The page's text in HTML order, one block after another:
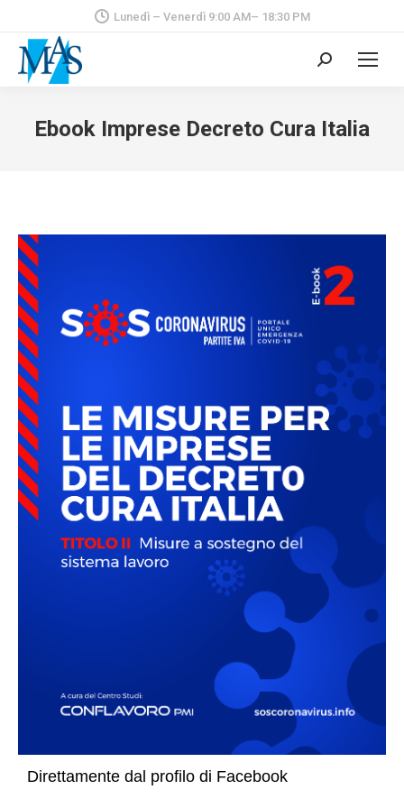
Lunedì – Venerdì 9:00 AM– 18:30 PM
Cerca:
Ebook Imprese Decreto Cura Italia
Direttamente dal profilo di Facebook